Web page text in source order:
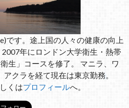
です。途上国の人々の健康の向上
年にロンドン大学衛生・熱帯
生」コースを修了。 マニラ、ワ
クラを経て現在は東京勤務。
くはプロフィールへ。